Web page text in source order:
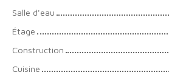
Salle d'eau
Étage
Construction
Cuisine